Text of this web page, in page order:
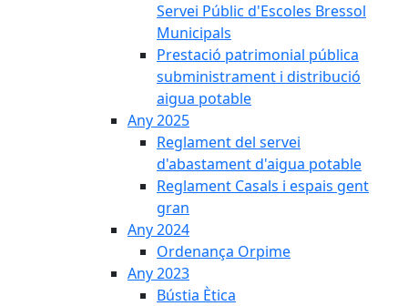
Servei Públic d'Escoles Bressol
Municipals
Prestació patrimonial pública
subministrament i distribució
aigua potable
Any 2025
Reglament del servei
d'abastament d'aigua potable
Reglament Casals i espais gent
gran
Any 2024
Ordenança Orpime
Any 2023
Bústia Ètica